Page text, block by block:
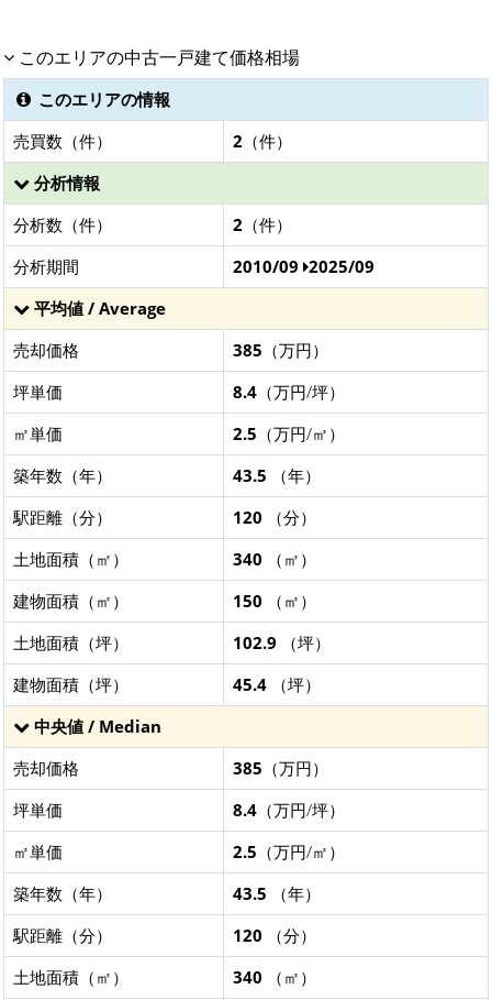
このエリアの中古一戸建て価格相場
このエリアの情報
売買数（件）
2 （件）
分析情報
分析数（件）
2 （件）
分析期間
2010/09 2025/09
平均値 / Average
売却価格
385 （万円）
坪単価
8.4 （万円/坪）
㎡単価
2.5 （万円/㎡）
築年数（年）
43.5 （年）
駅距離（分）
120 （分）
土地面積（㎡）
340 （㎡）
建物面積（㎡）
150 （㎡）
土地面積（坪）
102.9 （坪）
建物面積（坪）
45.4 （坪）
中央値 / Median
売却価格
385 （万円）
坪単価
8.4 （万円/坪）
㎡単価
2.5 （万円/㎡）
築年数（年）
43.5 （年）
駅距離（分）
120 （分）
土地面積（㎡）
340 （㎡）